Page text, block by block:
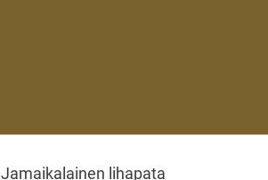
Jamaikalainen lihapata